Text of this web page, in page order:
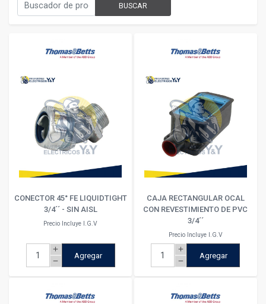
BUSCAR
CONECTOR 45° FE LIQUIDTIGHT
3/4´´ - SIN AISL
Precio Incluye I.G.V
add
remove
Agregar
CAJA RECTANGULAR OCAL
CON REVESTIMIENTO DE PVC
3/4´´
Precio Incluye I.G.V
add
remove
Agregar